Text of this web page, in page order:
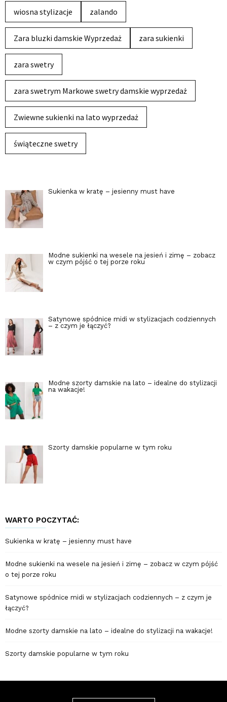
wiosna stylizacje zalando
Zara bluzki damskie Wyprzedaż zara sukienki
zara swetry
zara swetrym Markowe swetry damskie wyprzedaż
Zwiewne sukienki na lato wyprzedaż
świąteczne swetry
Sukienka w kratę – jesienny must have
Modne sukienki na wesele na jesień i zimę – zobacz
w czym pójść o tej porze roku
Satynowe spódnice midi w stylizacjach codziennych
– z czym je łączyć?
Modne szorty damskie na lato – idealne do stylizacji
na wakacje!
Szorty damskie popularne w tym roku
WARTO POCZYTAĆ:
Sukienka w kratę – jesienny must have
Modne sukienki na wesele na jesień i zimę – zobacz w czym pójść
o tej porze roku
Satynowe spódnice midi w stylizacjach codziennych – z czym je
łączyć?
Modne szorty damskie na lato – idealne do stylizacji na wakacje!
Szorty damskie popularne w tym roku